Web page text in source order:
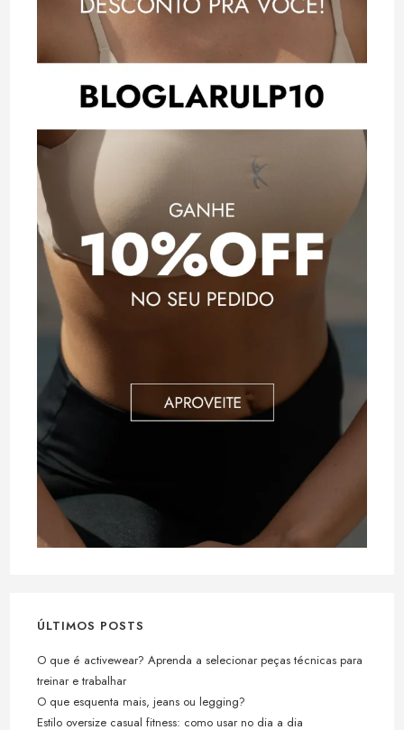
ÚLTIMOS POSTS
O que é activewear? Aprenda a selecionar peças técnicas para
treinar e trabalhar
O que esquenta mais, jeans ou legging?
Estilo oversize casual fitness: como usar no dia a dia